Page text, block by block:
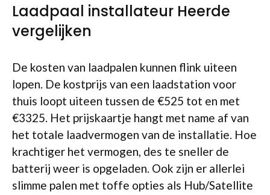
Laadpaal installateur Heerde
vergelijken
De kosten van laadpalen kunnen flink uiteen
lopen. De kostprijs van een laadstation voor
thuis loopt uiteen tussen de €525 tot en met
€3325. Het prijskaartje hangt met name af van
het totale laadvermogen van de installatie. Hoe
krachtiger het vermogen, des te sneller de
batterij weer is opgeladen. Ook zijn er allerlei
slimme palen met toffe opties als Hub/Satellite